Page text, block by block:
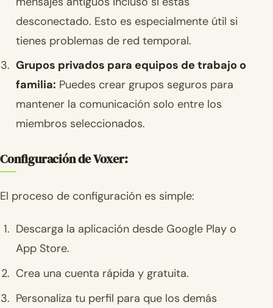
desconectado. Esto es especialmente útil si
tienes problemas de red temporal.
Grupos privados para equipos de trabajo o
familia: Puedes crear grupos seguros para
mantener la comunicación solo entre los
miembros seleccionados.
Configuración de Voxer:
El proceso de configuración es simple:
Descarga la aplicación desde Google Play o
App Store.
Crea una cuenta rápida y gratuita.
Personaliza tu perfil para que los demás